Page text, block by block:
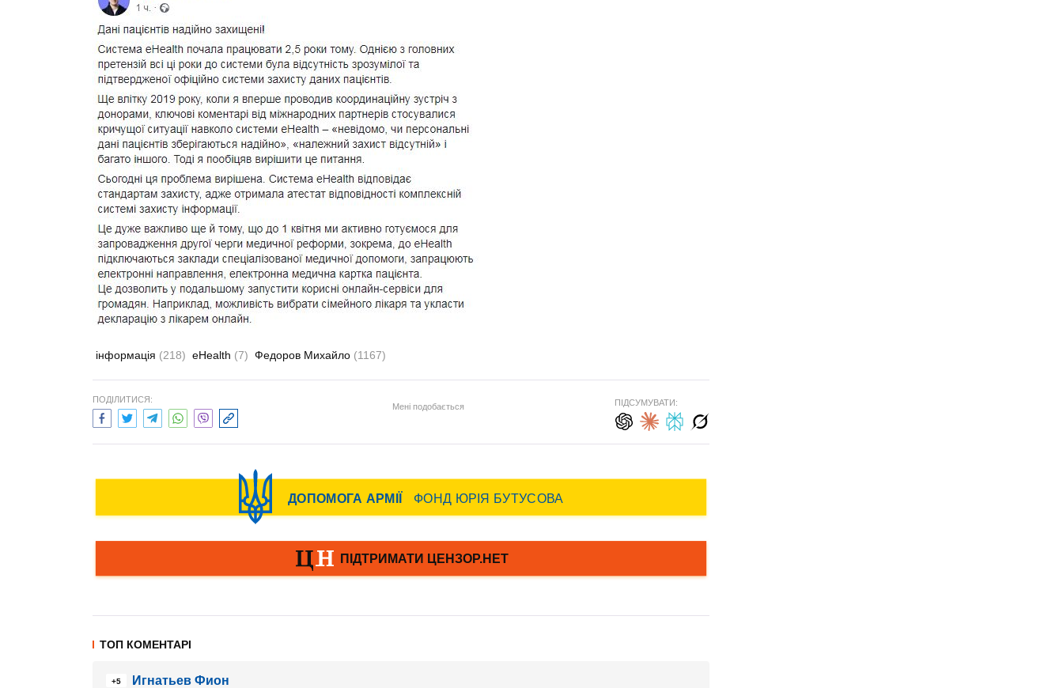
інформація (218) eHealth (7) Федоров Михайло (1167)
ПОДІЛИТИСЯ:
Мені подобається ПІДСУМУВАТИ:
ТОП КОМЕНТАРІ
+5
Игнатьев Фион